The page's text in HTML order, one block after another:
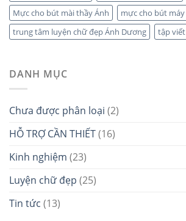
Mực cho bút mài thầy Ánh
mực cho bút máy
trung tâm luyện chữ đẹp Ánh Dương
tập viết
DANH MỤC
Chưa được phân loại (2)
HỖ TRỢ CẦN THIẾT(16)
Kinh nghiệm (23)
Luyện chữ đẹp (25)
Tin tức (13)